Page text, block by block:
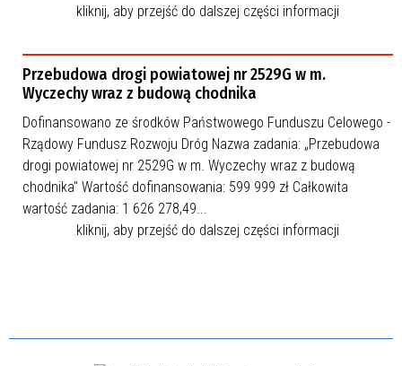
kliknij, aby przejść do dalszej części informacji
Przebudowa drogi powiatowej nr 2529G w m.
Wyczechy wraz z budową chodnika
Dofinansowano ze środków Państwowego Funduszu Celowego -
Rządowy Fundusz Rozwoju Dróg Nazwa zadania: „Przebudowa
drogi powiatowej nr 2529G w m. Wyczechy wraz z budową
chodnika" Wartość dofinansowania: 599 999 zł Całkowita
wartość zadania: 1 626 278,49...
kliknij, aby przejść do dalszej części informacji